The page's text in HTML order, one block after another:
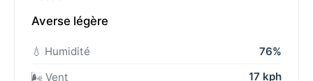
Averse légère
💧 Humidité
76%
🌬️ Vent
17 kph